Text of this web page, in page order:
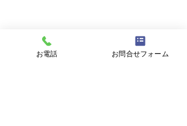
お電話 お問合せフォーム